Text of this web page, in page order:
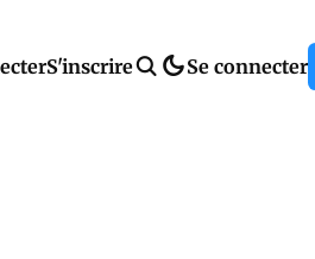
S'inscrire Se connecter